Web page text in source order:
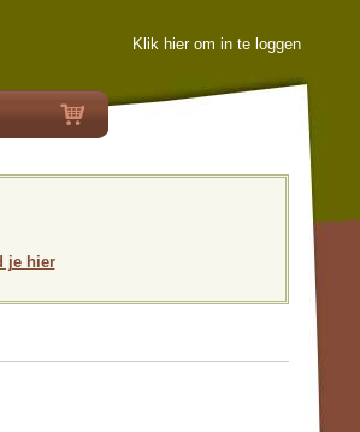
Klik hier om in te loggen
je hier